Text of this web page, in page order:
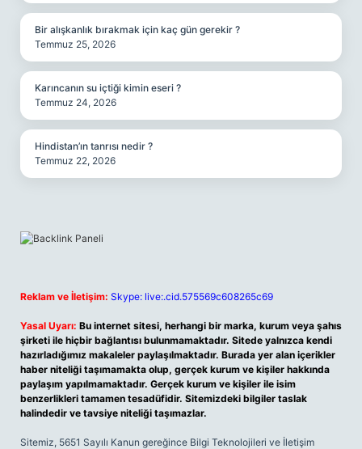
Bir alışkanlık bırakmak için kaç gün gerekir ?
Temmuz 25, 2026
Karıncanın su içtiği kimin eseri ?
Temmuz 24, 2026
Hindistan’ın tanrısı nedir ?
Temmuz 22, 2026
Reklam ve İletişim: Skype: live:.cid.575569c608265c69
Yasal Uyarı: Bu internet sitesi, herhangi bir marka, kurum veya şahıs
şirketi ile hiçbir bağlantısı bulunmamaktadır. Sitede yalnızca kendi
hazırladığımız makaleler paylaşılmaktadır. Burada yer alan içerikler
haber niteliği taşımamakta olup, gerçek kurum ve kişiler hakkında
paylaşım yapılmamaktadır. Gerçek kurum ve kişiler ile isim
benzerlikleri tamamen tesadüfidir. Sitemizdeki bilgiler taslak
halindedir ve tavsiye niteliği taşımazlar.
Sitemiz, 5651 Sayılı Kanun gereğince Bilgi Teknolojileri ve İletişim